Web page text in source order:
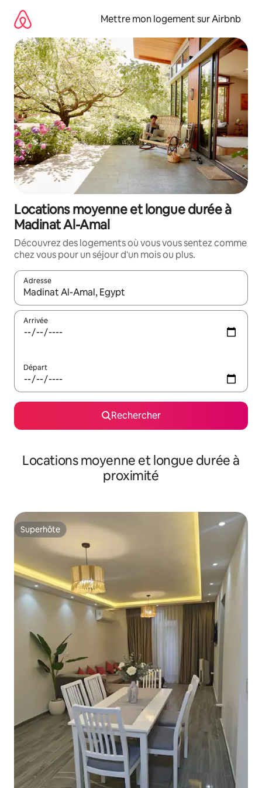
directement
contenu
Mettre mon logement sur Airbnb
Locations moyenne et longue durée à
Madinat Al-Amal
Découvrez des logements où vous vous sentez comme
chez vous pour un séjour d'un mois ou plus.
Adresse
Lorsque les résultats s'affichent, utilisez les flèches vers le
Arrivée
Départ
Rechercher
Locations moyenne et longue durée à
proximité
Superhôte
Superhôte